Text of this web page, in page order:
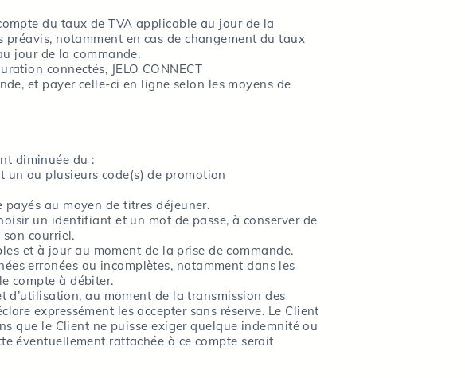
du taux de TVA applicable au jour de la
préavis, notamment en cas de changement du taux
jour de la commande.
connectés, JELO CONNECT
et payer celle-ci en ligne selon les moyens de
diminuée du :
un ou plusieurs code(s) de promotion
au moyen de titres déjeuner.
un identifiant et un mot de passe, à conserver de
courriel.
et à jour au moment de la prise de commande.
erronées ou incomplètes, notamment dans les
compte à débiter.
d’utilisation, au moment de la transmission des
expressément les accepter sans réserve. Le Client
que le Client ne puisse exiger quelque indemnité ou
éventuellement rattachée à ce compte serait